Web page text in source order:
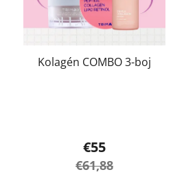
Kolagén COMBO 3-boj
€55
€61,88